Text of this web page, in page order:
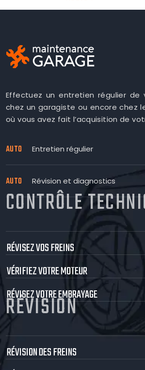
Effectuez un entretien régulier de
chez un garagiste ou encore chez
où vous avez fait l’acquisition de
AUTO Entretien régulier
AUTO Révision et diagnostics
CONTRÔLE
RÉVISEZ VOS FREINS
VÉRIFIEZ VOTRE MOTEUR
RÉVISEZ VOTRE EMBRAYAGE
RÉVISION
RÉVISION DES FREINS